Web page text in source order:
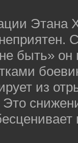
Этана
быть» он
из
Это